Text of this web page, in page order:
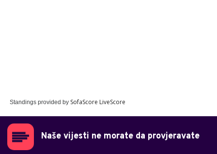
Standings provided by SofaScore LiveScore
Naše vijesti ne morate da provjeravate